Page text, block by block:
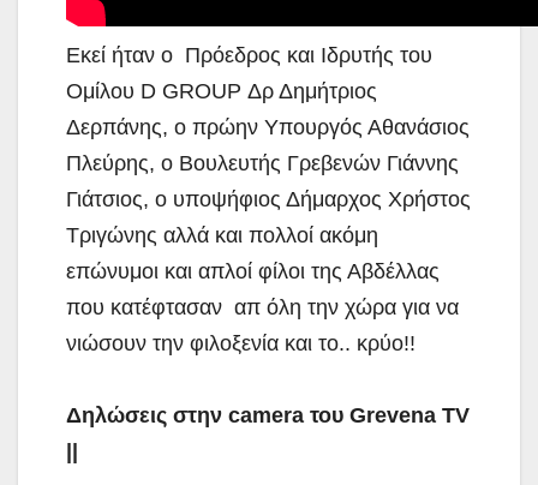
Εκεί ήταν ο Πρόεδρος και Ιδρυτής του
Ομίλου D GROUP Δρ Δημήτριος
Δερπάνης, ο πρώην Υπουργός Αθανάσιος
Πλεύρης, ο Βουλευτής Γρεβενών Γιάννης
Γιάτσιος, ο υποψήφιος Δήμαρχος Χρήστος
Τριγώνης αλλά και πολλοί ακόμη
επώνυμοι και απλοί φίλοι της Αβδέλλας
που κατέφτασαν απ όλη την χώρα για να
νιώσουν την φιλοξενία και το.. κρύο!!
Δηλώσεις στην camera του Grevena TV
||